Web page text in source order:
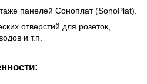
панелей Соноплат (SonoPlat).
отверстий для розеток,
и т.п.